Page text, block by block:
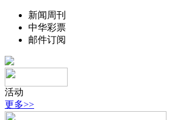
新闻周刊
中华彩票
邮件订阅
活动
更多>>